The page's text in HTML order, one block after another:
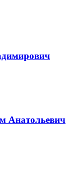
Анатольевич